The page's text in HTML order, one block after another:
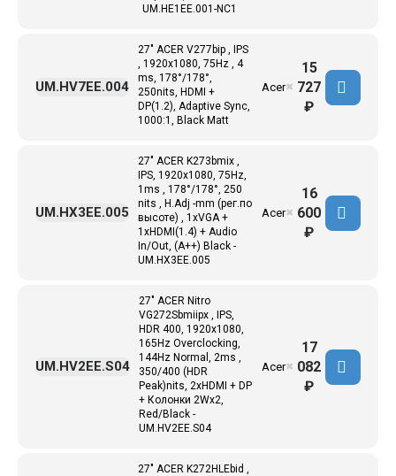
UM.HE1EE.001-NC1
27" ACER V277bip , IPS
, 1920x1080, 75Hz , 4
ms, 178°/178°,
250nits, HDMI +
DP(1.2), Adaptive Sync,
1000:1, Black Matt
Acer
UM.HV7EE.004 ✖
15
727
₽
27" ACER K273bmix ,
IPS, 1920x1080, 75Hz,
1ms , 178°/178°, 250
nits , H.Adj -mm (рег.по
высоте) , 1xVGA +
1xHDMI(1.4) + Audio
In/Out, (A++) Black -
UM.HX3EE.005
Acer
UM.HX3EE.005 ✖
16
600
₽
27" ACER Nitro
VG272Sbmiipx , IPS,
HDR 400, 1920x1080,
165Hz Overclocking,
144Hz Normal, 2ms ,
350/400 (HDR
Peak)nits, 2xHDMI + DP
+ Колонки 2Wx2,
Red/Black -
UM.HV2EE.S04
Acer
UM.HV2EE.S04 ✖
17
082
₽
27" ACER K272HLEbid ,